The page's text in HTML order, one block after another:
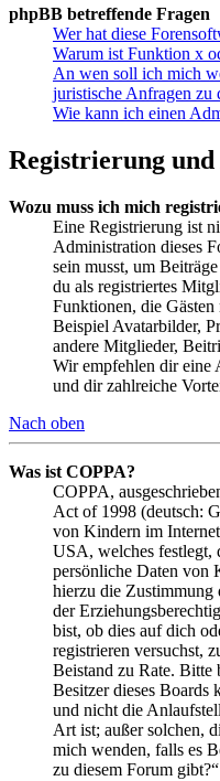
phpBB betreffende Fragen
Wer hat diese
Warum ist Funktion x
An wen soll ich mich
juristische Anfragen zu
Wie kann ich einen
Registrierung
Wozu muss ich mich
Eine Registrierung ist
Administration dieses
sein musst, um
du als registriertes
Funktionen, die
Beispiel Avatarbilder,
andere Mitglieder,
Wir empfehlen dir eine
und dir zahlreiche
Nach oben
Was ist COPPA?
COPPA,
Act of 1998 (deutsch:
von Kindern im
USA, welches festlegt,
persönliche Daten von
hierzu die Zustimmung
der
bist, ob dies auf dich
registrieren versuchst,
Beistand zu Rate. Bitte
Besitzer dieses Boards
und nicht die
Art ist; außer solchen,
mich wenden, falls es
zu diesem Forum